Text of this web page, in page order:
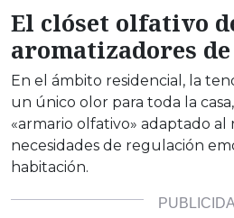
El clóset olfativo
aromatizadores
En el ámbito residencial, la
un único olor para toda la
«armario olfativo» adaptado al
necesidades de regulación
habitación.